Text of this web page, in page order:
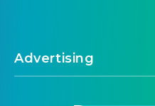
Advertising